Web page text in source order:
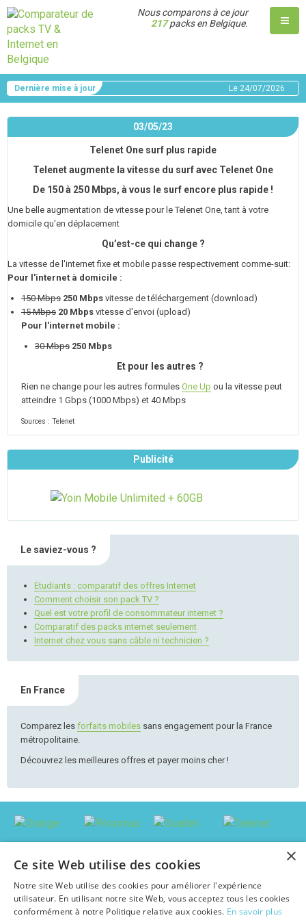
Nous comparons à ce jour
217packs en Belgique.
Dernière mise à jour Le 24/07/2026
03/05/23
Telenet One surf plus rapide
Telenet augmente la vitesse du surf avec Telenet One
De 150 à 250 Mbps, à vous le surf encore plus rapide !
Une belle augmentation de vitesse pour le Telenet One, tant à votre
domicile qu'en déplacement
Qu’est-ce qui change ?
La vitesse de l'internet fixe et mobile passe respectivement comme-suit:
Pour l'internet à domicile :
150 Mbps 250 Mbps vitesse de téléchargement (download)
15 Mbps 20 Mbps vitesse d'envoi (upload)
Pour l'internet mobile :
30 Mbps 250 Mbps
Et pour les autres ?
Rien ne change pour les autres formules One Up ou la vitesse peut
atteindre 1 Gbps (1000 Mbps) et 40 Mbps
Sources : Telenet
Publicité
Le saviez-vous ?
Etudiants : comparatif des offres Internet
Comment choisir son pack TV ?
Quel est votre profil de consommateur internet ?
Comparatif des packs internet seulement
Internet chez vous sans câble ni technicien ?
En France
Comparez les forfaits mobiles sans engagement pour la France
métropolitaine.
Découvrez les meilleures offres et payer moins cher !
×
Ce site Web utilise des cookies
Notre site Web utilise des cookies pour améliorer l'expérience
utilisateur. En utilisant notre site Web, vous acceptez tous les cookies
conformément à notre Politique relative aux cookies. En savoir plus